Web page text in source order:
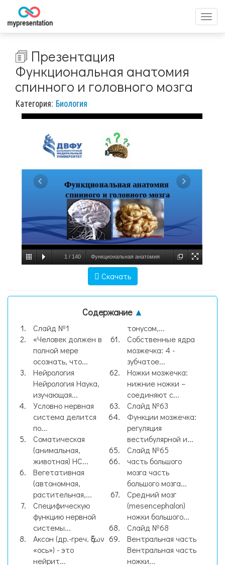
меню
🗊 Презентация
Функциональная анатомия
спинного и головного мозга
Категория: Биология
1 / 140 Функциональная анатомия
Скачать
Содержание ▲
Слайд №1
«Человек должен в
полной мере
осознать, что...
Нейрология
Нейрология Наука,
изучающая...
Условно нервная
система делится
по...
Соматическая
(анимальная,
животная) НС...
Вегетативная
(автономная,
растительная,...
Специфическую
функцию нервной
системы...
Аксон (др.-греч. ἄξων
«ось») - это
нейрит...
тонусом,...
Собственные ядра
мозжечка: 4 -
зубчатое...
Ножки мозжечка:
нижние ножки –
соединяют с...
Слайд №63
Функции мозжечка:
регуляция
вестибулярной и...
Слайд №65
часть большого
мозга часть
большого мозга...
Средний мозг
(mesencephalon)
ножки большого...
Слайд №68
Вентральная часть
Вентральная часть
ножки...